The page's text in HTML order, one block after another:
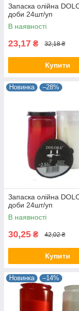
Запаска олійна
доби 24шт/уп
В наявності
23,17 ₴ 32,18 ₴
Купити
Новинка –28%
Запаска олійна
доби 24шт/уп
В наявності
30,25 ₴ 42,02 ₴
Купити
Новинка –14%